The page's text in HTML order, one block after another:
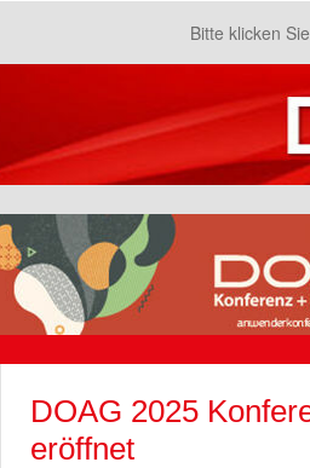
Bitte klicken Sie
DOAG 2025
eröffnet